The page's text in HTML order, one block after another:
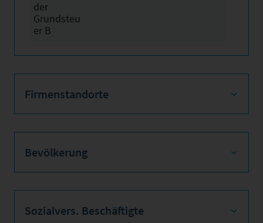
der
Grundsteu
er B
Firmenstandorte
Bevölkerung
Sozialvers. Beschäftigte